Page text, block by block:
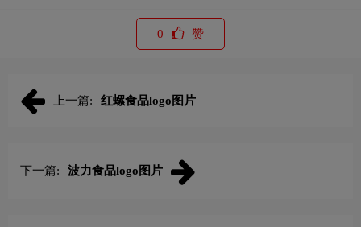
0 赞
上一篇: 红螺食品logo图片
下一篇: 波力食品logo图片